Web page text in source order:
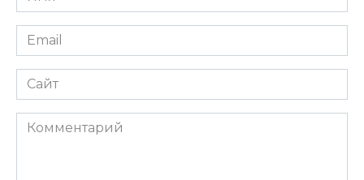
*
Email
*
Сайт
Комментарий